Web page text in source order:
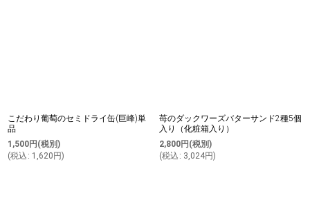
こだわり葡萄のセミドライ缶(巨峰)単
品
1,500円 (税別)
(税込 : 1,620 円)
苺のダックワーズバターサンド2種5個
入り（化粧箱入り）
2,800円 (税別)
(税込 : 3,024円)